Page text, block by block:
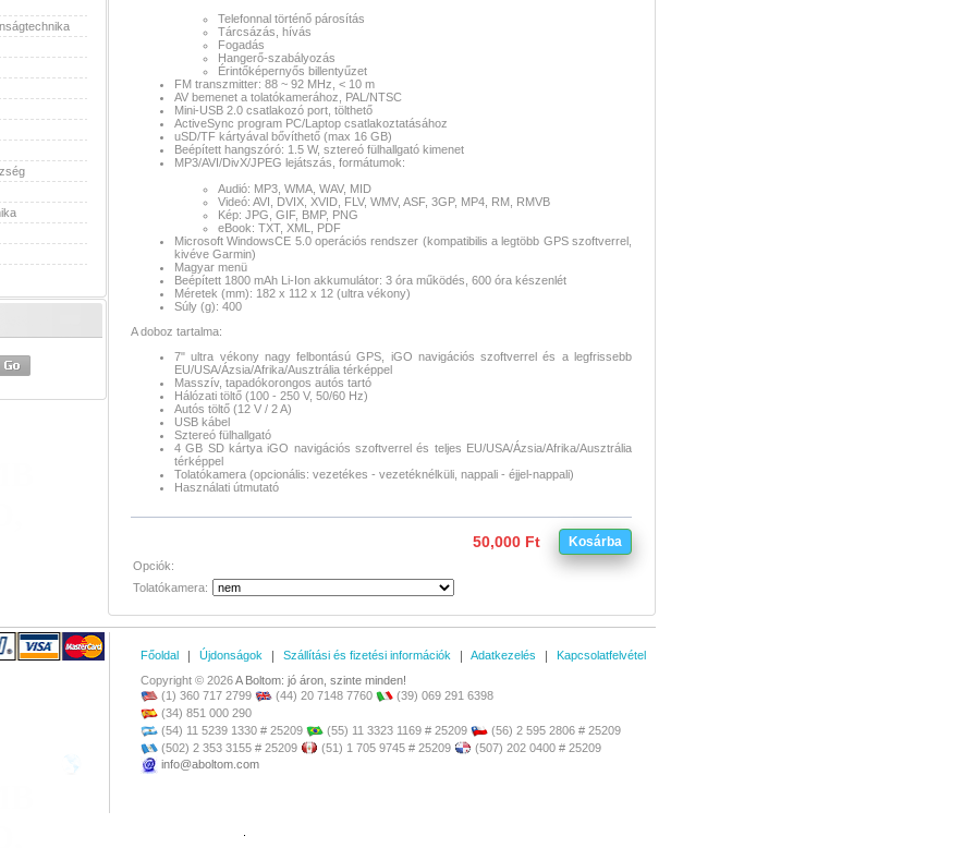
Telefonnal történő párosítás
Tárcsázás, hívás
Fogadás
Hangerő-szabályozás
Érintőképernyős billentyűzet
FM transzmitter: 88 ~ 92 MHz, < 10 m
AV bemenet a tolatókamerához, PAL/NTSC
Mini-USB 2.0 csatlakozó port, tölthető
ActiveSync program PC/Laptop csatlakoztatásához
uSD/TF kártyával bővíthető (max 16 GB)
Beépített hangszóró: 1.5 W, sztereó fülhallgató kimenet
MP3/AVI/DivX/JPEG lejátszás, formátumok:
Audió: MP3, WMA, WAV, MID
Videó: AVI, DVIX, XVID, FLV, WMV, ASF, 3GP, MP4, RM, RMVB
Kép: JPG, GIF, BMP, PNG
eBook: TXT, XML, PDF
Microsoft WindowsCE 5.0 operációs rendszer (kompatibilis a legtöbb GPS szoftverrel,
kivéve Garmin)
Magyar menü
Beépített 1800 mAh Li-Ion akkumulátor: 3 óra működés, 600 óra készenlét
Méretek (mm): 182 x 112 x 12 (ultra vékony)
Súly (g): 400
A doboz tartalma:
7" ultra vékony nagy felbontású GPS, iGO navigációs szoftverrel és a legfrissebb
EU/USA/Ázsia/Afrika/Ausztrália térképpel
Masszív, tapadókorongos autós tartó
Hálózati töltő (100 - 250 V, 50/60 Hz)
Autós töltő (12 V / 2 A)
USB kábel
Sztereó fülhallgató
4 GB SD kártya iGO navigációs szoftverrel és teljes EU/USA/Ázsia/Afrika/Ausztrália
térképpel
Tolatókamera (opcionális: vezetékes - vezetéknélküli, nappali - éjjel-nappali)
Használati útmutató
50,000 Ft Kosárba
Opciók:
Tolatókamera:
Főoldal Újdonságok Szállítási és fizetési információk Adatkezelés
Kapcsolatfelvétel
Copyright © 2026A Boltom: jó áron, szinte minden!
(1) 360 717 2799
(44) 20 7148 7760
(39) 069 291 6398
(34) 851 000 290
(54) 11 5239 1330 # 25209
(55) 11 3323 1169 # 25209
(56) 2 595 2806 # 25209
(502) 2 353 3155 # 25209
(51) 1 705 9745 # 25209
(507) 202 0400 # 25209
info@aboltom.com